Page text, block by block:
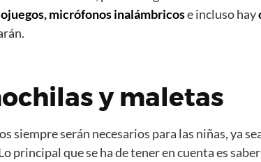
micrófonos inalámbricose incluso hay
y maletas
siempre serán necesarios para las niñas, ya
principal que se ha de tener en cuenta es saber